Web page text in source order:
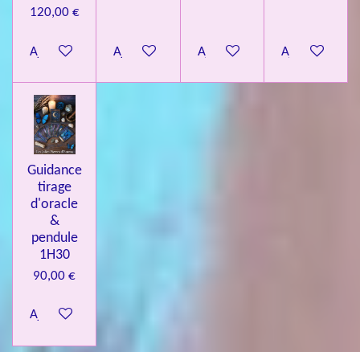
120,00 €
Ajouter au panierAjouter au panierAjouter au panierAjouter au
Guidance
tirage
d'oracle
&
pendule
1H30
90,00 €
Ajouter au panier